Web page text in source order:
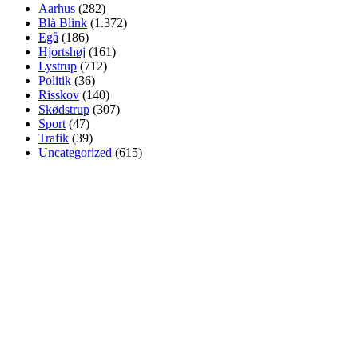
Aarhus (282)
Blå Blink (1.372)
Egå (186)
Hjortshøj (161)
Lystrup (712)
Politik (36)
Risskov (140)
Skødstrup (307)
Sport (47)
Trafik (39)
Uncategorized (615)